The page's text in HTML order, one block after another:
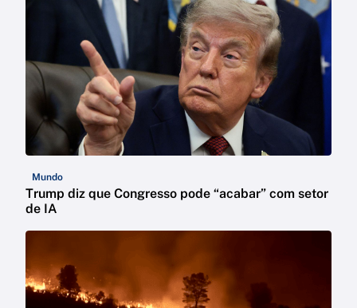
Mundo
Trump diz que Congresso pode “acabar” com setor
de IA